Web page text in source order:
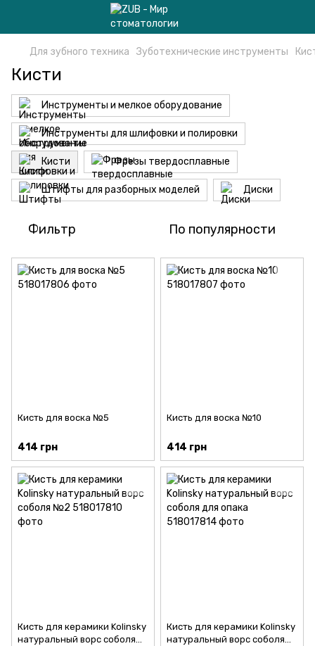
Для зубного техника Зуботехнические инструменты
Кисти
Инструменты и мелкое оборудование
Инструменты для шлифовки и полировки
Кисти Фрезы твердосплавные
Штифты для разборных моделей Диски
Фильтр По популярности
Кисть для воска №5
414 грн
Кисть для воска №10
414 грн
Кисть для керамики Kolinsky
натуральный ворс соболя
Кисть для керамики Kolinsky
натуральный ворс соболя